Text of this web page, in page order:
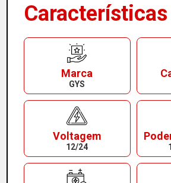
Características
Marca
GYS
Voltagem
12/24